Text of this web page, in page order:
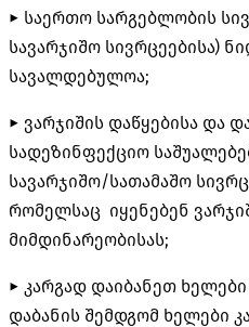
► საერთო სარგებლობის
სავარჯიშო სივრცეებისა)
სავალდებულოა;
► ვარჯიშის დაწყებისა და
სადეზინფექციო
სავარჯიშო/სათამაშო
რომელსაც იყენებენ
მიმდინარეობისას;
► კარგად დაიბანეთ
დაბანის შემდგომ ხელები